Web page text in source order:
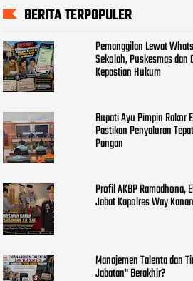
BERITA TERPOPULER
Pemanggilan Lewat
Sekolah, Puskesmas dan
Kepastian Hukum
Bupati Ayu Pimpin Rakor
Pastikan Penyaluran
Pangan
Profil AKBP Ramadhona,
Jabat Kapolres Way Kanan
Manajemen Talenta dan
Jabatan" Berakhir?